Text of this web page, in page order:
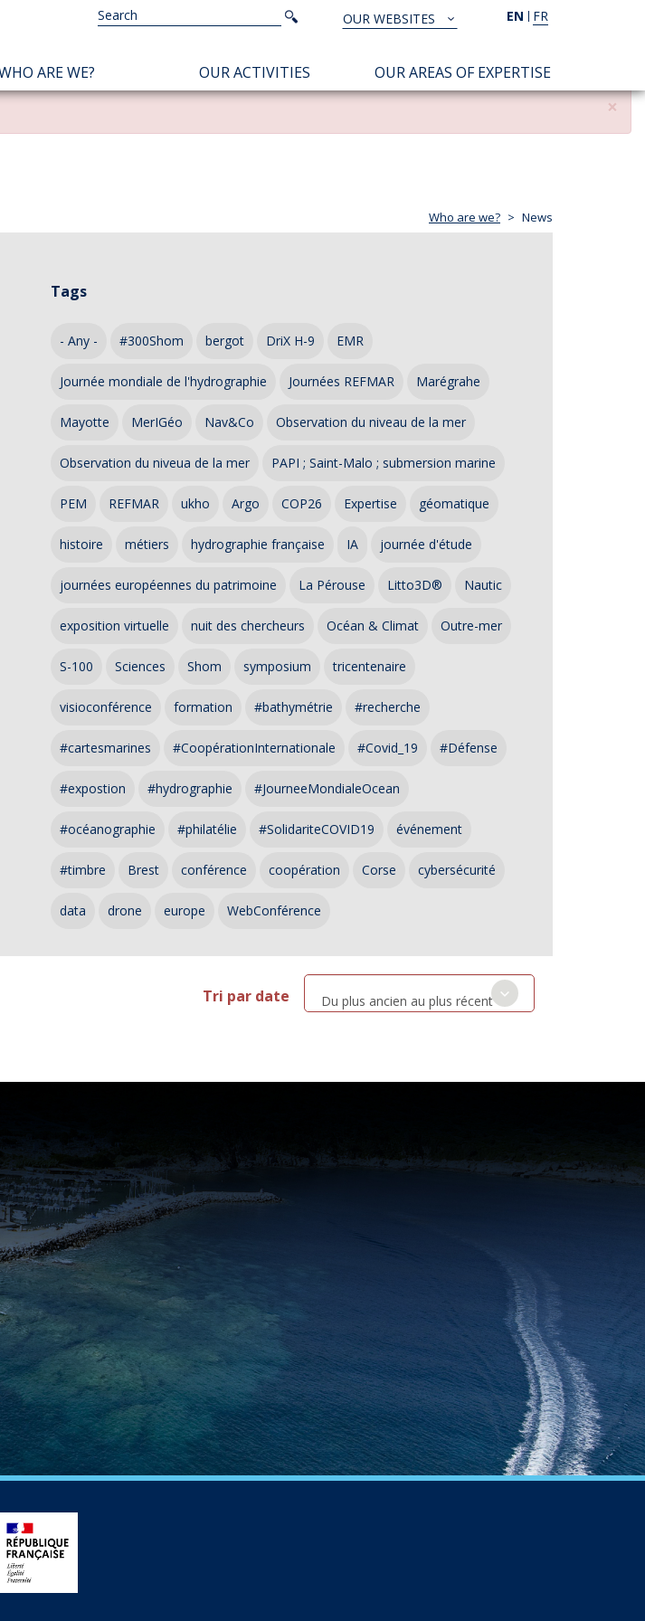
EN FR
TOUS
NOS
SITES
OUR WEBSITES
Search
Search
ARE WE? OUR ACTIVITIES OUR AREAS OF EXPERTISE
×
Who are we? News
Tags
- Any - #300Shom bergot DriX H-9 EMR
Journée mondiale de l'hydrographie Journées REFMAR Marégrahe
Mayotte MerIGéo Nav&Co Observation du niveau de la mer
Observation du niveua de la mer PAPI ; Saint-Malo ; submersion marine
PEM REFMAR ukho Argo COP26 Expertise géomatique
histoire métiers hydrographie française IA journée d'étude
journées européennes du patrimoine La Pérouse Litto3D® Nautic
exposition virtuelle nuit des chercheurs Océan & Climat Outre-mer
S-100 Sciences Shom symposium tricentenaire
visioconférence formation #bathymétrie #recherche
#cartesmarines #CoopérationInternationale #Covid_19 #Défense
#expostion #hydrographie #JourneeMondialeOcean
#océanographie #philatélie #SolidariteCOVID19 événement
#timbre Brest conférence coopération Corse cybersécurité
data drone europe WebConférence
Tri par date Du plus ancien au plus récent